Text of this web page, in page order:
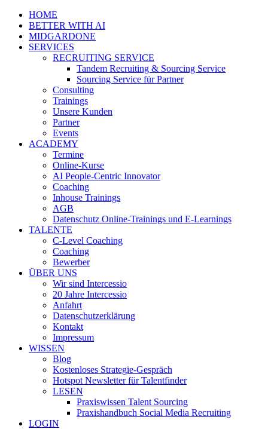
HOME
BETTER WITH AI
MIDGARDONE
SERVICES
RECRUITING SERVICE
Tandem Recruiting & Sourcing Service
Sourcing Service für Partner
Consulting
Trainings
Unsere Kunden
Partner
Events
ACADEMY
Termine
Online-Kurse
AI People-Centric Innovator
Coaching
Inhouse Trainings
AGB
Datenschutz Online-Trainings und E-Learnings
TALENTE
C-Level Coaching
Coaching
Bewerber
ÜBER UNS
Wir sind Intercessio
20 Jahre Intercessio
Anfahrt
Datenschutzerklärung
Kontakt
Impressum
WISSEN
Blog
Kostenloses Strategie-Gespräch
Hotspot Newsletter für Talentfinder
LESEN
Praxiswissen Talent Sourcing
Praxishandbuch Social Media Recruiting
LOGIN